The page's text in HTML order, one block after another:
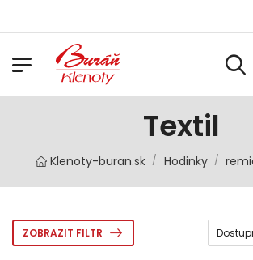
Textil
Klenoty-buran.sk / Hodinky /
ZOBRAZIT FILTR